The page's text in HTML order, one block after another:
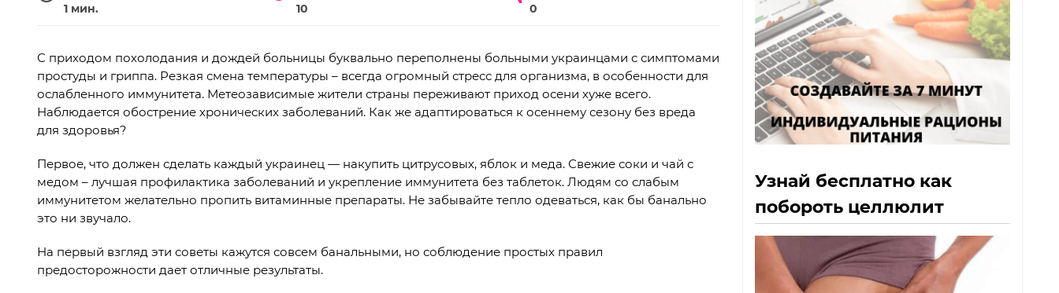
1 мин.
10
0
С приходом похолодания и дождей больницы буквально переполнены больными украинцами с симптомами
простуды и гриппа. Резкая смена температуры – всегда огромный стресс для организма, в особенности для
ослабленного иммунитета. Метеозависимые жители страны переживают приход осени хуже всего.
Наблюдается обострение хронических заболеваний. Как же адаптироваться к осеннему сезону без вреда
для здоровья?
Первое, что должен сделать каждый украинец — накупить цитрусовых, яблок и меда. Свежие соки и чай с
медом – лучшая профилактика заболеваний и укрепление иммунитета без таблеток. Людям со слабым
иммунитетом желательно пропить витаминные препараты. Не забывайте тепло одеваться, как бы банально
это ни звучало.
На первый взгляд эти советы кажутся совсем банальными, но соблюдение простых правил
предосторожности дает отличные результаты.
Узнай бесплатно как
побороть целлюлит